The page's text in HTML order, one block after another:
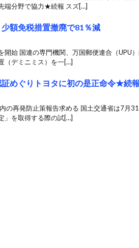
端分野で協力★続報 スズ[…]
額免税措置撤廃で81％減
開始 国連の専門機関、万国郵便連合（UPU
（デミニミス）を一[…]
証めぐりトヨタに初の是正命令★続報
の再発防止策報告求める 国土交通省は7月
」を取得する際の試[…]